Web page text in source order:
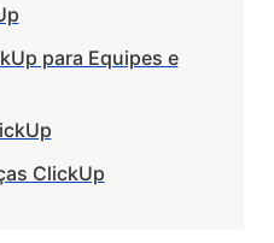
para Equipes e
ClickUp